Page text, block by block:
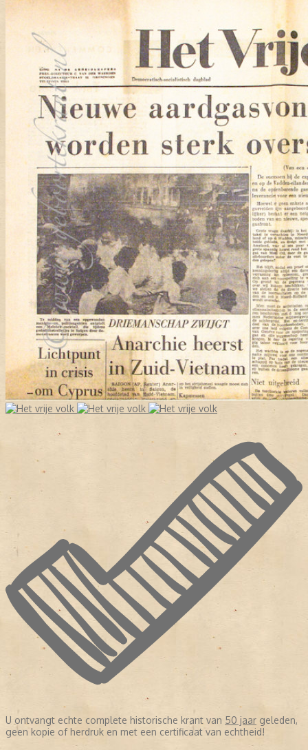
U ontvangt echte complete historische krant van 50 jaar geleden,
geen kopie of herdruk en met een certificaat van echtheid!